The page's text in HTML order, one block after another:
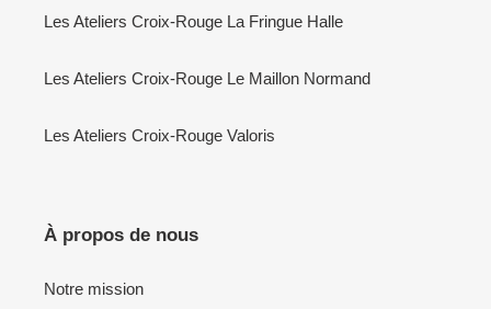
Les Ateliers Croix-Rouge La Fringue Halle
Les Ateliers Croix-Rouge Le Maillon Normand
Les Ateliers Croix-Rouge Valoris
À propos de nous
Notre mission